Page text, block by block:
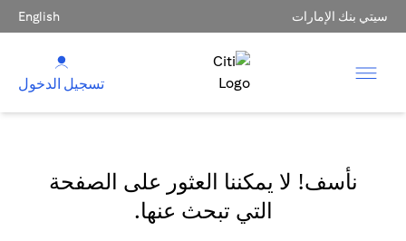
سيتي بنك الإمارات English
تسجيل الدخول
نأسف! لا يمكننا العثور على الصفحة
التي تبحث عنها.